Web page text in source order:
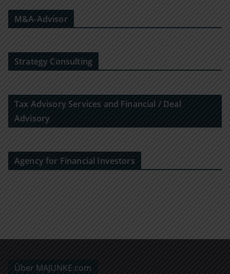
M&A-Advisor
Strategy Consulting
Tax Advisory Services and Financial / Deal
Advisory
Agency for Financial Investors
Über MAJUNKE.com